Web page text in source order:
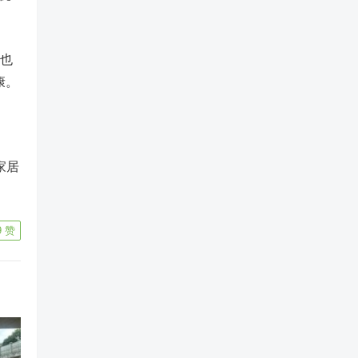
居
赞